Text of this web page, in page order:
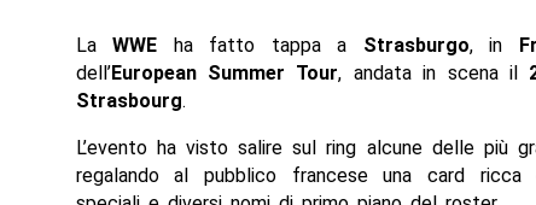
LaWWE ha fatto tappa a Strasburgo, in
dell’European Summer Tour, andata in scena il
Strasbourg.
L’evento ha visto salire sul ring alcune delle più
regalando al pubblico francese una card